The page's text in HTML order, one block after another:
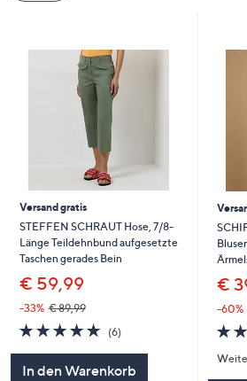
nach
anzuzeigen.
Versand gratis
STEFFEN SCHRAUT Hose, 7/8-
Länge Teildehnbund aufgesetzte
Taschen gerades Bein
€ 59,99
-33% € 89,99
5.0
von
(6)6
In den Warenkorb
€
-60%